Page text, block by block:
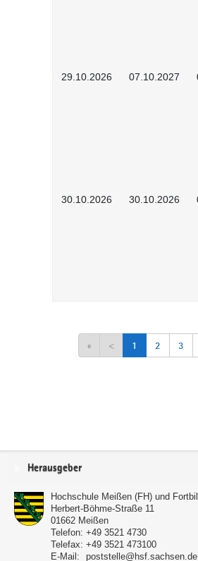
29.10.2026 07.10.2027
30.10.2026 30.10.2026
« < 1 2 3
Service
Herausgeber
Hochschule Meißen (FH) und
Herbert-Böhme-Straße 11
01662 Meißen
Telefon: +49 3521 4730
Telefax: +49 3521 473100
E-Mail:
poststelle@hsf.sachsen.de